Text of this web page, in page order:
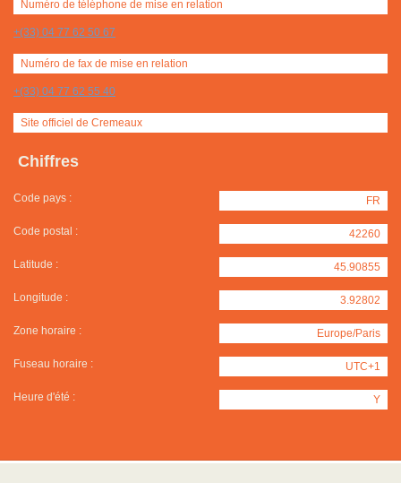
Numéro de téléphone de mise en relation
+(33) 04 77 62 50 67
Numéro de fax de mise en relation
+(33) 04 77 62 55 40
Site officiel de Cremeaux
Chiffres
Code pays : FR
Code postal : 42260
Latitude : 45.90855
Longitude : 3.92802
Zone horaire : Europe/Paris
Fuseau horaire : UTC+1
Heure d'été : Y